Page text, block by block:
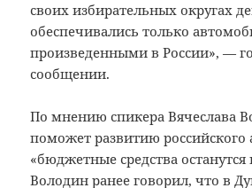
своих избирательных округах
обеспечивались только
произведенными в России», —
сообщении.
По мнению спикера Вячеслава
поможет развитию российского
«бюджетные средства останутся
Володин ранее говорил, что в